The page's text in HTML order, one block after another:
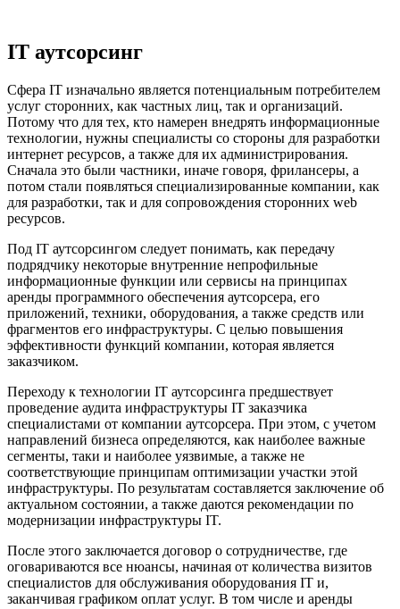
IT аутсорсинг
Сфера IT изначально является потенциальным потребителем
услуг сторонних, как частных лиц, так и организаций.
Потому что для тех, кто намерен внедрять информационные
технологии, нужны специалисты со стороны для разработки
интернет ресурсов, а также для их администрирования.
Сначала это были частники, иначе говоря, фрилансеры, а
потом стали появляться специализированные компании, как
для разработки, так и для сопровождения сторонних web
ресурсов.
Под IT аутсорсингом следует понимать, как передачу
подрядчику некоторые внутренние непрофильные
информационные функции или сервисы на принципах
аренды программного обеспечения аутсорсера, его
приложений, техники, оборудования, а также средств или
фрагментов его инфраструктуры. С целью повышения
эффективности функций компании, которая является
заказчиком.
Переходу к технологии IT аутсорсинга предшествует
проведение аудита инфраструктуры IT заказчика
специалистами от компании аутсорсера. При этом, с учетом
направлений бизнеса определяются, как наиболее важные
сегменты, таки и наиболее уязвимые, а также не
соответствующие принципам оптимизации участки этой
инфраструктуры. По результатам составляется заключение об
актуальном состоянии, а также даются рекомендации по
модернизации инфраструктуры IT.
После этого заключается договор о сотрудничестве, где
оговариваются все нюансы, начиная от количества визитов
специалистов для обслуживания оборудования IT и,
заканчивая графиком оплат услуг. В том числе и аренды